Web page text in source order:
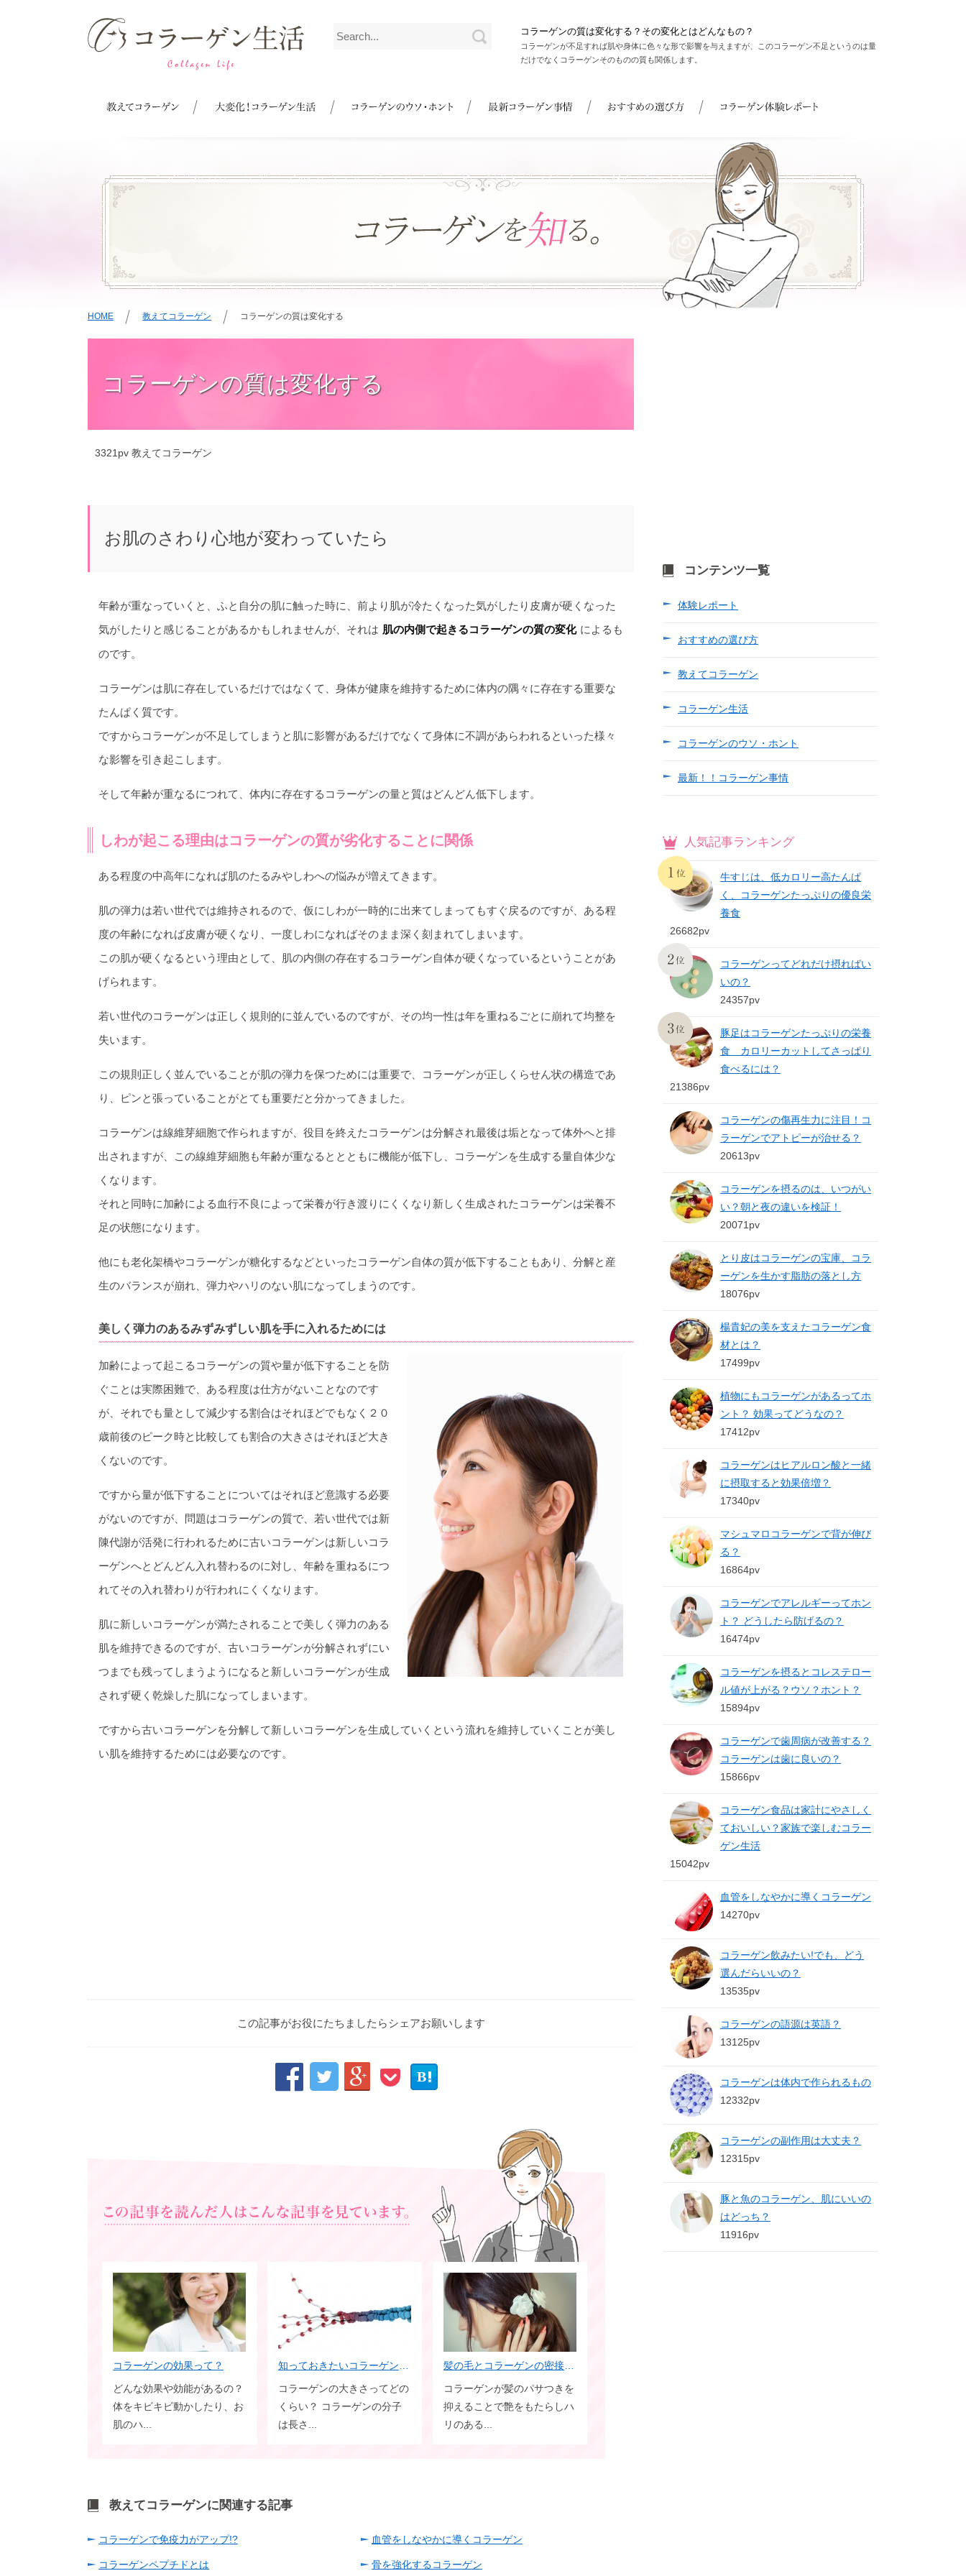
コラーゲンの質は変化する？その変化とはどんなもの？
コラーゲンが不足すれば肌や身体に色々な形で影響を与えますが、このコラーゲン不足というのは量
だけでなくコラーゲンそのものの質も関係します。
HOME 教えてコラーゲン コラーゲンの質は変化する
コラーゲンの質は変化する
3321pv 教えてコラーゲン
お肌のさわり心地が変わっていたら
年齢が重なっていくと、ふと自分の肌に触った時に、前より肌が冷たくなった気がしたり皮膚が硬くなった
気がしたりと感じることがあるかもしれませんが、それは 肌の内側で起きるコラーゲンの質の変化 によるも
のです。
コラーゲンは肌に存在しているだけではなくて、身体が健康を維持するために体内の隅々に存在する重要な
たんぱく質です。
ですからコラーゲンが不足してしまうと肌に影響があるだけでなくて身体に不調があらわれるといった様々
な影響を引き起こします。
そして年齢が重なるにつれて、体内に存在するコラーゲンの量と質はどんどん低下します。
しわが起こる理由はコラーゲンの質が劣化することに関係
ある程度の中高年になれば肌のたるみやしわへの悩みが増えてきます。
肌の弾力は若い世代では維持されるので、仮にしわが一時的に出来てしまってもすぐ戻るのですが、ある程
度の年齢になれば皮膚が硬くなり、一度しわになればそのまま深く刻まれてしまいます。
この肌が硬くなるという理由として、肌の内側の存在するコラーゲン自体が硬くなっているということがあ
げられます。
若い世代のコラーゲンは正しく規則的に並んでいるのですが、その均一性は年を重ねるごとに崩れて均整を
失います。
この規則正しく並んでいることが肌の弾力を保つためには重要で、コラーゲンが正しくらせん状の構造であ
り、ピンと張っていることがとても重要だと分かってきました。
コラーゲンは線維芽細胞で作られますが、役目を終えたコラーゲンは分解され最後は垢となって体外へと排
出されますが、この線維芽細胞も年齢が重なるととともに機能が低下し、コラーゲンを生成する量自体少な
くなります。
それと同時に加齢による血行不良によって栄養が行き渡りにくくなり新しく生成されたコラーゲンは栄養不
足の状態になります。
他にも老化架橋やコラーゲンが糖化するなどといったコラーゲン自体の質が低下することもあり、分解と産
生のバランスが崩れ、弾力やハリのない肌になってしまうのです。
美しく弾力のあるみずみずしい肌を手に入れるためには
加齢によって起こるコラーゲンの質や量が低下することを防
ぐことは実際困難で、ある程度は仕方がないことなのです
が、それでも量として減少する割合はそれほどでもなく２０
歳前後のピーク時と比較しても割合の大きさはそれほど大き
くないのです。
ですから量が低下することについてはそれほど意識する必要
がないのですが、問題はコラーゲンの質で、若い世代では新
陳代謝が活発に行われるために古いコラーゲンは新しいコラ
ーゲンへとどんどん入れ替わるのに対し、年齢を重ねるにつ
れてその入れ替わりが行われにくくなります。
肌に新しいコラーゲンが満たされることで美しく弾力のある
肌を維持できるのですが、古いコラーゲンが分解されずにい
つまでも残ってしまうようになると新しいコラーゲンが生成
されず硬く乾燥した肌になってしまいます。
ですから古いコラーゲンを分解して新しいコラーゲンを生成していくという流れを維持していくことが美し
い肌を維持するためには必要なのです。
この記事がお役にたちましたらシェアお願いします
    B
コラーゲンの効果って？
どんな効果や効能があるの？
体をキビキビ動かしたり、お
肌のハ...
コラーゲンの大きさってどの
くらい？ コラーゲンの分子
は長さ...
コラーゲンが髪のパサつきを
抑えることで艶をもたらしハ
リのある...
教えてコラーゲンに関連する記事
コラーゲンで免疫力がアップ!? 血管をしなやかに導くコラーゲン
コラーゲンペプチドとは 骨を強化するコラーゲン
コンテンツ一覧
体験レポート
おすすめの選び方
教えてコラーゲン
コラーゲン生活
コラーゲンのウソ・ホント
最新！！コラーゲン事情
人気記事ランキング
牛すじは、低カロリー高たんぱ
く、コラーゲンたっぷりの優良栄
養食
26682pv
コラーゲンってどれだけ摂ればい
いの？
24357pv
豚足はコラーゲンたっぷりの栄養
食 カロリーカットしてさっぱり
食べるには？
21386pv
コラーゲンの傷再生力に注目！コ
ラーゲンでアトピーが治せる？
20613pv
コラーゲンを摂るのは、いつがい
い？朝と夜の違いを検証！
20071pv
とり皮はコラーゲンの宝庫、コラ
ーゲンを生かす脂肪の落とし方
18076pv
楊貴妃の美を支えたコラーゲン食
材とは？
17499pv
植物にもコラーゲンがあるってホ
ント？ 効果ってどうなの？
17412pv
コラーゲンはヒアルロン酸と一緒
に摂取すると効果倍増？
17340pv
マシュマロコラーゲンで背が伸び
る？
16864pv
コラーゲンでアレルギーってホン
ト？ どうしたら防げるの？
16474pv
コラーゲンを摂るとコレステロー
ル値が上がる？ウソ？ホント？
15894pv
コラーゲンで歯周病が改善する？
コラーゲンは歯に良いの？
15866pv
コラーゲン食品は家計にやさしく
ておいしい？家族で楽しむコラー
ゲン生活
15042pv
血管をしなやかに導くコラーゲン
14270pv
コラーゲン飲みたい!でも、どう
選んだらいいの？
13535pv
コラーゲンの語源は英語？
13125pv
コラーゲンは体内で作られるもの
12332pv
コラーゲンの副作用は大丈夫？
12315pv
豚と魚のコラーゲン、肌にいいの
はどっち？
11916pv